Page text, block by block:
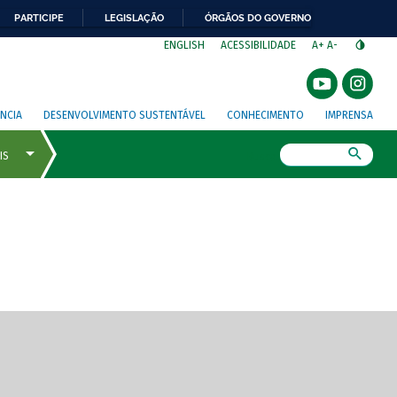
PARTICIPE LEGISLAÇÃO ÓRGÃOS DO GOVERNO
ENGLISH ACESSIBILIDADE A+ A-
DESENVOLVIMENTO SUSTENTÁVEL CONHECIMENTO IMPRENSA
de tela